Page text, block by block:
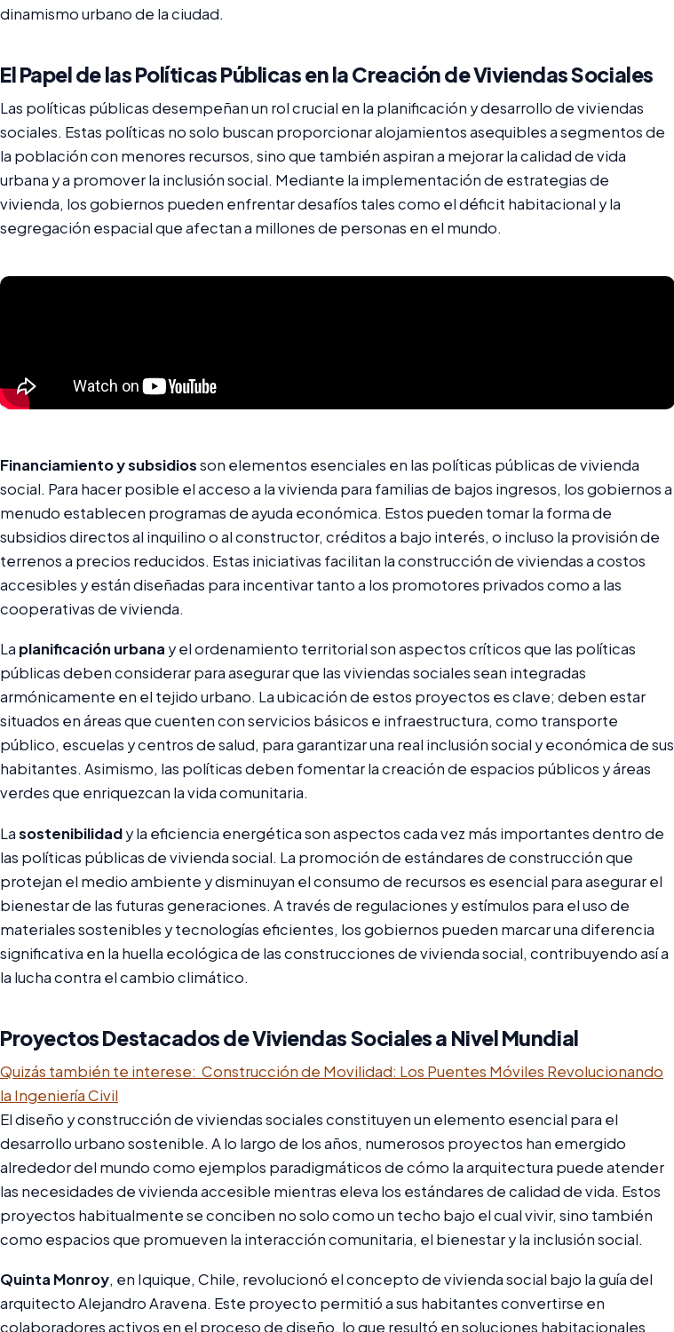
dinamismo urbano de la ciudad.
El Papel de las Políticas Públicas en la Creación de Viviendas Sociales
Las políticas públicas desempeñan un rol crucial en la planificación y desarrollo de viviendas
sociales. Estas políticas no solo buscan proporcionar alojamientos asequibles a segmentos de
la población con menores recursos, sino que también aspiran a mejorar la calidad de vida
urbana y a promover la inclusión social. Mediante la implementación de estrategias de
vivienda, los gobiernos pueden enfrentar desafíos tales como el déficit habitacional y la
segregación espacial que afectan a millones de personas en el mundo.
Financiamiento y subsidiosson elementos esenciales en las políticas públicas de vivienda
social. Para hacer posible el acceso a la vivienda para familias de bajos ingresos, los gobiernos a
menudo establecen programas de ayuda económica. Estos pueden tomar la forma de
subsidios directos al inquilino o al constructor, créditos a bajo interés, o incluso la provisión de
terrenos a precios reducidos. Estas iniciativas facilitan la construcción de viviendas a costos
accesibles y están diseñadas para incentivar tanto a los promotores privados como a las
cooperativas de vivienda.
La planificación urbana y el ordenamiento territorial son aspectos críticos que las políticas
públicas deben considerar para asegurar que las viviendas sociales sean integradas
armónicamente en el tejido urbano. La ubicación de estos proyectos es clave; deben estar
situados en áreas que cuenten con servicios básicos e infraestructura, como transporte
público, escuelas y centros de salud, para garantizar una real inclusión social y económica de sus
habitantes. Asimismo, las políticas deben fomentar la creación de espacios públicos y áreas
verdes que enriquezcan la vida comunitaria.
Lasostenibilidady la eficiencia energética son aspectos cada vez más importantes dentro de
las políticas públicas de vivienda social. La promoción de estándares de construcción que
protejan el medio ambiente y disminuyan el consumo de recursos es esencial para asegurar el
bienestar de las futuras generaciones. A través de regulaciones y estímulos para el uso de
materiales sostenibles y tecnologías eficientes, los gobiernos pueden marcar una diferencia
significativa en la huella ecológica de las construcciones de vivienda social, contribuyendo así a
la lucha contra el cambio climático.
Proyectos Destacados de Viviendas Sociales a Nivel Mundial
Quizás también te interese: Construcción de Movilidad: Los Puentes Móviles Revolucionando
la Ingeniería Civil
El diseño y construcción de viviendas sociales constituyen un elemento esencial para el
desarrollo urbano sostenible. A lo largo de los años, numerosos proyectos han emergido
alrededor del mundo como ejemplos paradigmáticos de cómo la arquitectura puede atender
las necesidades de vivienda accesible mientras eleva los estándares de calidad de vida. Estos
proyectos habitualmente se conciben no solo como un techo bajo el cual vivir, sino también
como espacios que promueven la interacción comunitaria, el bienestar y la inclusión social.
Quinta Monroy, en Iquique, Chile, revolucionó el concepto de vivienda social bajo la guía del
arquitecto Alejandro Aravena. Este proyecto permitió a sus habitantes convertirse en
colaboradores activos en el proceso de diseño, lo que resultó en soluciones habitacionales